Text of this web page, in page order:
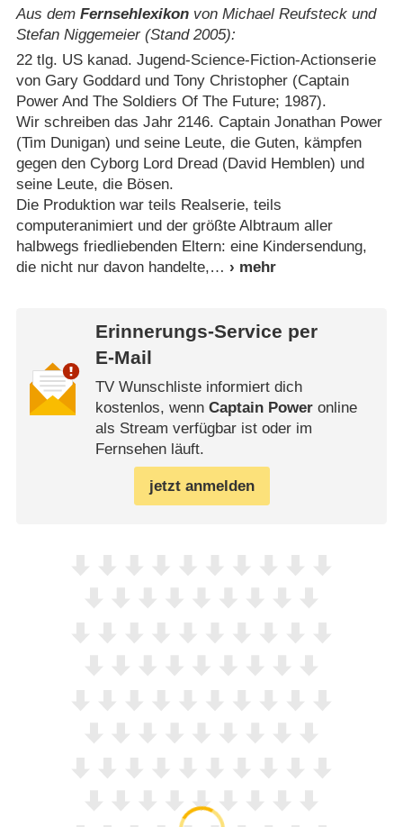
Aus dem Fernsehlexikonvon Michael Reufsteck und
Stefan Niggemeier (Stand 2005):
22 tlg. US kanad. Jugend-Science-Fiction-Actionserie
von Gary Goddard und Tony Christopher (Captain
Power And The Soldiers Of The Future; 1987).
Wir schreiben das Jahr 2146. Captain Jonathan Power
(Tim Dunigan) und seine Leute, die Guten, kämpfen
gegen den Cyborg Lord Dread (David Hemblen) und
seine Leute, die Bösen.
Die Produktion war teils Realserie, teils
computeranimiert und der größte Albtraum aller
halbwegs friedliebenden Eltern: eine Kindersendung,
die nicht nur davon handelte,
Erinnerungs-Service per
E-Mail
TV Wunschliste informiert dich
kostenlos, wenn Captain Poweronline
als Stream verfügbar ist oder im
Fernsehen läuft.
jetzt anmelden